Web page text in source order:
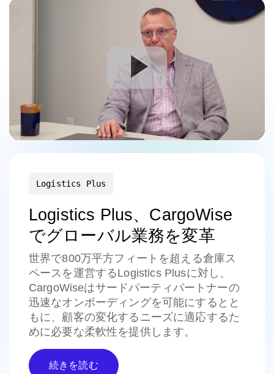
Logistics Plus
Logistics Plus、CargoWise
でグローバル業務を変革
世界で800万平方フィートを超える倉庫ス
ペースを運営するLogistics Plusに対し、
CargoWiseはサードパーティパートナーの
迅速なオンボーディングを可能にするとと
もに、顧客の変化するニーズに適応するた
めに必要な柔軟性を提供します。
続きを読む